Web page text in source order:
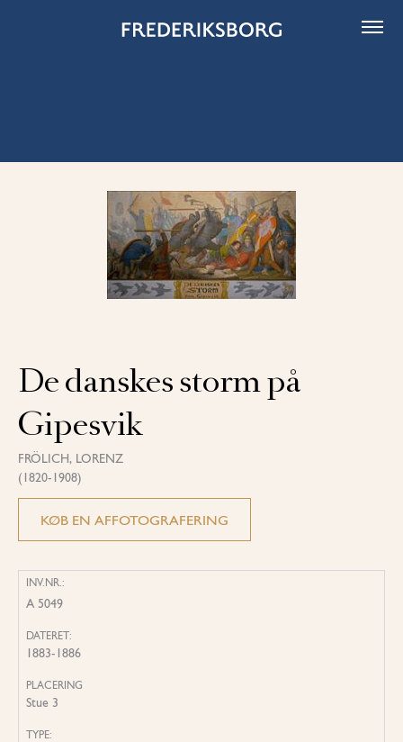
De danskes storm på
Gipesvik
FRÖLICH, LORENZ
(1820-1908)
KØB EN AFFOTOGRAFERING
INV.NR.:
A 5049
DATERET:
1883-1886
PLACERING
Stue 3
TYPE: